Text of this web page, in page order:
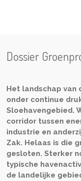
hoofdinhoud
Dossier
Het landschap van
onder continue
Sloehavengebied.
corridor tussen
industrie en
Zak. Helaas is die
gesloten. Sterker
typische
de landelijke